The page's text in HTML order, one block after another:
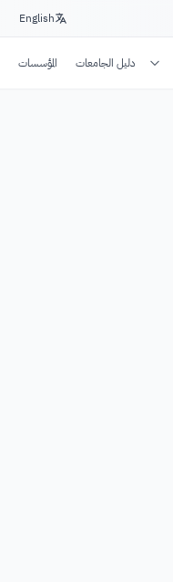
English
دليل الجامعات المؤسسات